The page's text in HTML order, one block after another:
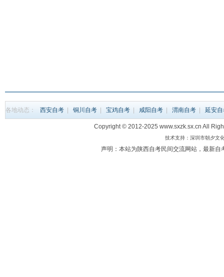
各地动态： 西安自考 铜川自考 宝鸡自考 咸阳自考 渭南自考 延安
Copyright © 2012-2025 www.sxzk.sx.cn All
技术支持：深圳市朝夕文
声明：本站为陕西自考民间交流网站，最新